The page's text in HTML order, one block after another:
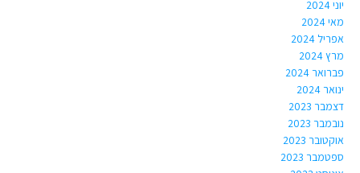
יוני 2024
מאי 2024
אפריל 2024
מרץ 2024
פברואר 2024
ינואר 2024
דצמבר 2023
נובמבר 2023
אוקטובר 2023
ספטמבר 2023